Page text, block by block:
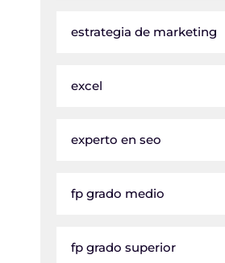
estrategia de marketing
excel
experto en seo
fp grado medio
fp grado superior